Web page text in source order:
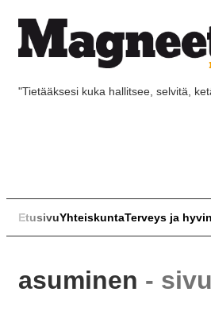
"Tietääksesi kuka hallitsee, selvitä,
EtusivuYhteiskuntaTerveys ja
asuminen -